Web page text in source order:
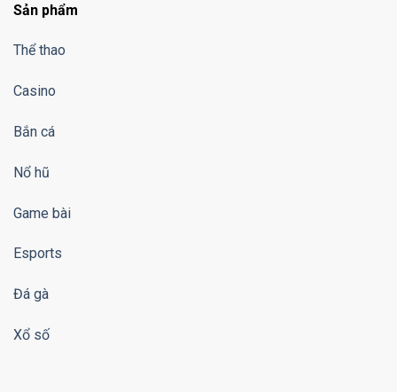
Sản phẩm
Thể thao
Casino
Bắn cá
Nổ hũ
Game bài
Esports
Đá gà
Xổ số